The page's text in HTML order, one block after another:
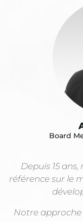
Board
Depuis 15
référence sur le
Notre